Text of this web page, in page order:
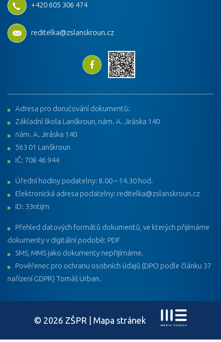
+420 605 306 474
reditelka@zslanskroun.cz
Adresa pro doručování dokumentů:
Základní škola Lanškroun, nám. A. Jiráska 140
nám. A. Jiráska 140
563 01 Lanškroun
IČ: 708 46 944
Úřední hodiny podatelny: 8.00 – 14.30 hod.
Elektronická adresa podatelny: reditelka@zslanskroun.cz
ID: 33ntijm
Přehled datových formátů dokumentů, ve kterých přijímáme
dokumenty v digitální podobě: PDF
SMS, MMS jako dokumenty nepřijímáme.
Pověřenec pro ochranu osobních údajů (DPO podle článku 37
nařízení GDPR) Tomáš Urban.
© 2026 ZŠPR | Mapa stránek